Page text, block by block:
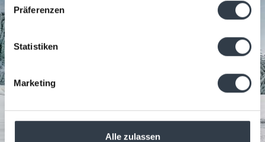
Präferenzen
Statistiken
Marketing
Alle zulassen